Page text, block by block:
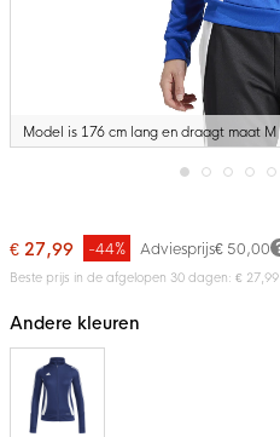
Model is 176 cm lang en draagt maat M
begin
van
gallerij
€ 27,99 Adviesprijs€ 50,00
-44%
Beste prijs in de afgelopen 30 dagen: € 27,99
Andere kleuren